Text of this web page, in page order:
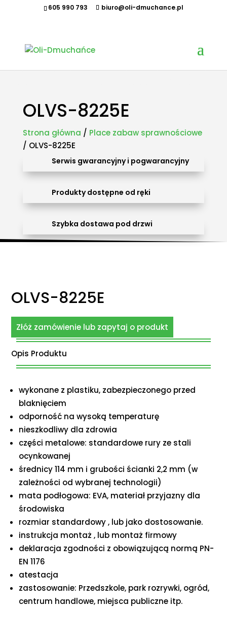
605 990 793 biuro@oli-dmuchance.pl
Oferujemy zamki dmuchane, zjeżdżalnie dmuchane, zjeżdżalnie wodne, dmuchane place zabaw,
tory przeszkód, zamki weselne, parki wodne dmuchane, namioty dmuchane, hale namiotowe,
wynajem dmuchańców, organizacja imprez plenerowych, piana party, popcorn, wata cukrowa,
OLVS-8225E
Strona główna / Place zabaw sprawnościowe
/ OLVS-8225E
Serwis gwarancyjny i pogwarancyjny
Produkty dostępne od ręki
Szybka dostawa pod drzwi
OLVS-8225E
Złóż zamówienie lub zapytaj o produkt
Opis Produktu
wykonane z plastiku, zabezpieczonego przed
blaknięciem
odporność na wysoką temperaturę
nieszkodliwy dla zdrowia
części metalowe: standardowe rury ze stali
ocynkowanej
średnicy 114 mm i grubości ścianki 2,2 mm (w
zależności od wybranej technologii)
mata podłogowa: EVA, materiał przyjazny dla
środowiska
rozmiar standardowy , lub jako dostosowanie.
instrukcja montaż , lub montaż firmowy
deklaracja zgodności z obowiązującą normą PN-
EN 1176
atestacja
zastosowanie: Przedszkole, park rozrywki, ogród,
centrum handlowe, miejsca publiczne itp.